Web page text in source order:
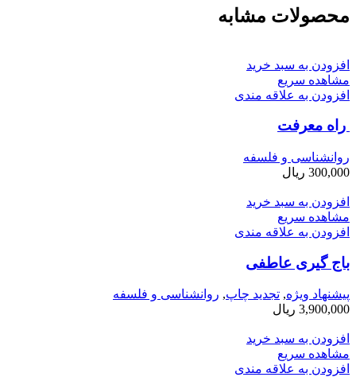
محصولات مشابه
افزودن به سبد خرید
مشاهده سریع
افزودن به علاقه مندی
راه معرفت
روانشناسی و فلسفه
300,000 ریال
افزودن به سبد خرید
مشاهده سریع
افزودن به علاقه مندی
باج گیری عاطفی
پیشنهاد ویژه, تجدید چاپ, روانشناسی و فلسفه
3,900,000 ریال
افزودن به سبد خرید
مشاهده سریع
افزودن به علاقه مندی